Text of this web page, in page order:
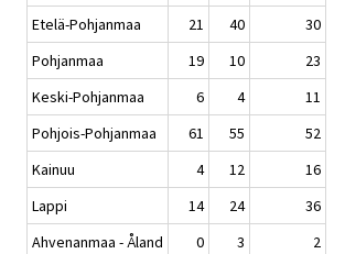
Etelä-Pohjanmaa
21 40
30
Pohjanmaa
19 10
23
Keski-Pohjanmaa
6 4
11
Pohjois-Pohjanmaa
61 55
52
Kainuu
4 12
16
Lappi
14 24
36
Ahvenanmaa - Åland
0 3
2